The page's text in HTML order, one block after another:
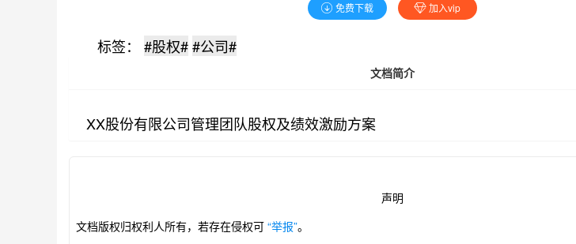
免费下载 加入vip
标签： #股权##公司#
文档简介
XX股份有限公司管理团队股权及绩效激励方案
声明
文档版权归权利人所有，若存在侵权可 “举报”。